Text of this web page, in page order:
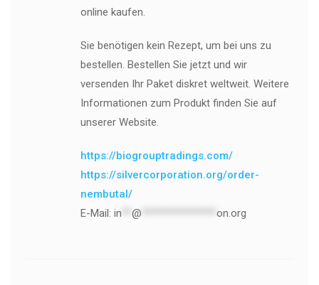
online kaufen.
Sie benötigen kein Rezept, um bei uns zu
bestellen. Bestellen Sie jetzt und wir
versenden Ihr Paket diskret weltweit. Weitere
Informationen zum Produkt finden Sie auf
unserer Website.
https://biogrouptradings.com/
https://silvercorporation.org/order-
nembutal/
E-Mail: in @ on.org